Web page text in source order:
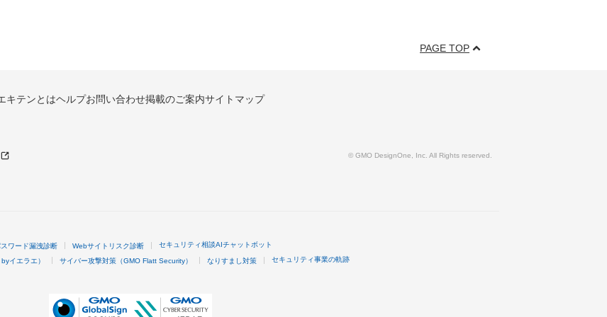
PAGE TOP
キテンとはヘルプお問い合わせ掲載のご案内サイトマップ
© GMO DesignOne, Inc. All Rights reserved.
スワード漏洩診断 Webサイトリスク診断 セキュリティ相談AIチャットボット
イエラエ） サイバー攻撃対策（GMO Flatt Security） なりすまし対策 セキュリティ事業の軌跡